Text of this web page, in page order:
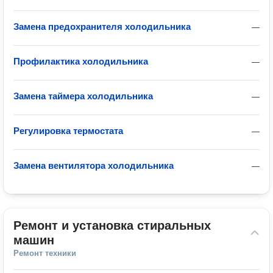
—
Замена предохранителя холодильника
—
Профилактика холодильника
—
Замена таймера холодильника
—
Регулировка термостата
—
Замена вентилятора холодильника
Ремонт и установка стиральных
машин
Ремонт техники